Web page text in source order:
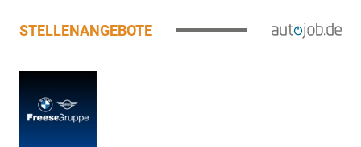
STELLENANGEBOTE